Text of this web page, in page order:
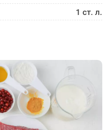
1 ст. л.